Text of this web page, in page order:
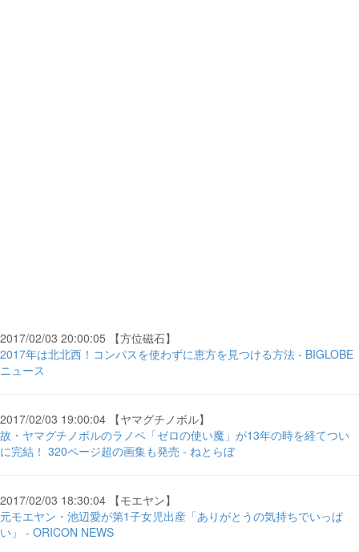
2017/02/03 20:00:05 【方位磁石】
2017年は北北西！コンパスを使わずに恵方を見つける方法 - BIGLOBE
ニュース
2017/02/03 19:00:04 【ヤマグチノボル】
故・ヤマグチノボルのラノベ「ゼロの使い魔」が13年の時を経てつい
に完結！ 320ページ超の画集も発売 - ねとらぼ
2017/02/03 18:30:04 【モエヤン】
元モエヤン・池辺愛が第1子女児出産「ありがとうの気持ちでいっぱ
い」 - ORICON NEWS